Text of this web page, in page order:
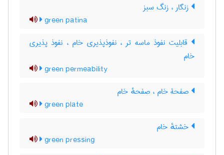
زنگار ، زنگ سبز
green patina
قابلیت نفوذ ماسه تر ، نفوذپذیری خام ، نفوذ پذیری
خام
green permeability
صفحۀ خام ، صفحهٔ خام
green plate
خشتهٔ خام
green pressing